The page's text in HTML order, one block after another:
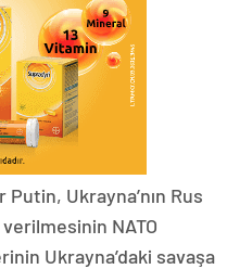
Ukrayna’nın Rus
NATO
Ukrayna’daki savaşa